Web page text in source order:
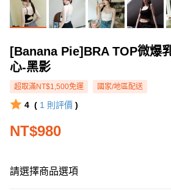
[Banana Pie]BRA TOP微爆
心-黑影
超取滿NT$1,500免運 國家/地區配送
4 ( 1 則評價 )
NT$980
請選擇商品選項